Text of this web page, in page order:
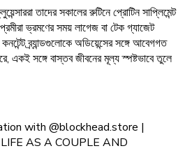
তাদের সকালের রুটিনে প্রোটিন সাপ্লিমেন্ট
ভ্রমণের সময় লাগেজ বা টেক গ্যাজেট
ব্র্যান্ডগুলোকে অডিয়েন্সের সঙ্গে আবেগগত
একই সঙ্গে বাস্তব জীবনের মূল্য স্পষ্টভাবে তুলে
with @blockhead.store |
AS A COUPLE AND